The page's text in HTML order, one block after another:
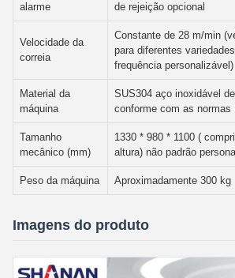
alarme
de rejeição opcional
Velocidade da
correia
Constante de 28 m/min
para diferentes
frequência personalizável)
Material da
máquina
SUS304 aço inoxidável
conforme com as normas
Tamanho
mecânico (mm)
1330 * 980 * 1100 (
altura) não padrão
Peso da máquina Aproximadamente 300 kg
Imagens do produto